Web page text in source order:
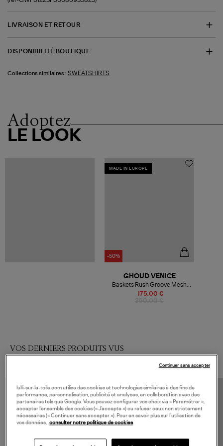
LIVRAISON ET RETOUR
DISPONIBILITÉ BOUTIQUE
Collections similaires : SWEATSHIRTS
Adoptez
LE LOOK
MADE IN EUROPE
-50%
175,00 €
GHOUD VENICE
Baskets Rush Groove Mesh
Suédé Beige Vert Rose
VOS DERNIERS PRODUITS VUS
lulli-sur-la-toile.com utilise des cookies et technologies similaires à des fins de
performance, personnalisation, publicité et analyses, en collaboration avec des
partenaires tels que Google. Vous pouvez configurer vos choix via « Paramétrer »,
accepter l’ensemble des cookies (« J’accepte ») ou refuser ceux non strictement
nécessaires (« Continuer sans accepter »). Pour en savoir plus sur l’utilisation de
vos données, consulter notre politique de cookies
Continuer sans accepter